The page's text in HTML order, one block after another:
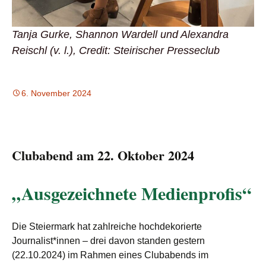
Tanja Gurke, Shannon Wardell und Alexandra
Reischl (v. l.), Credit: Steirischer Presseclub
6. November 2024
Clubabend am 22. Oktober 2024
„Ausgezeichnete Medienprofis“
Die Steiermark hat zahlreiche hochdekorierte
Journalist*innen – drei davon standen gestern
(22.10.2024) im Rahmen eines Clubabends im